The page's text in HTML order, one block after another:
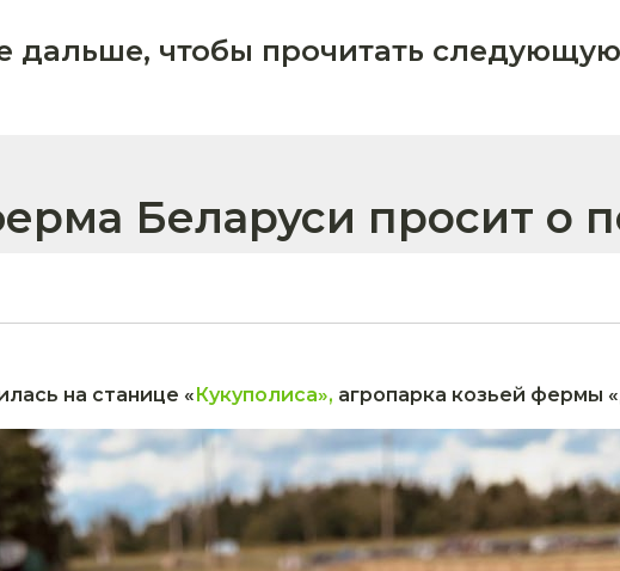
дальше, чтобы прочитать
Беларуси просит о
на станице « Кукуполиса», агропарка козьей фермы